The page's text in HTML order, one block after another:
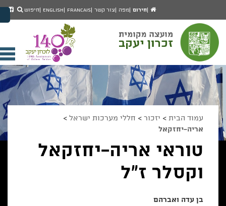
מעבר לתפריט ראשי
הגדל גודל פונט
הקטן גודל פונט
מצב ניגודיות גבוהה
מצב ניגודיות נמוכה
הצג קישורים
הצהרת נגישות
עמוד
הבית
חירום מפה צור קשר Francais
English חיפוש
עמוד הבית > יזכור > חללי מערכות ישראל >
אריה-יחזקאל
טוראי אריה-יחזקאל
וקסלר ז"ל
בן עדה ואברהם